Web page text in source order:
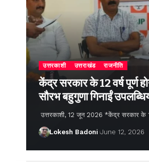
उत्तरकाशी उत्तराखंड राजनीति
केंद्र सरकार के 12 वर्ष पूर्ण
सौरभ बहुगुणा गिनाईं
उत्तरकाशी, 12 जून 2026 *केंद्र सरकार के 12
Lokesh Badoni June 12, 2026